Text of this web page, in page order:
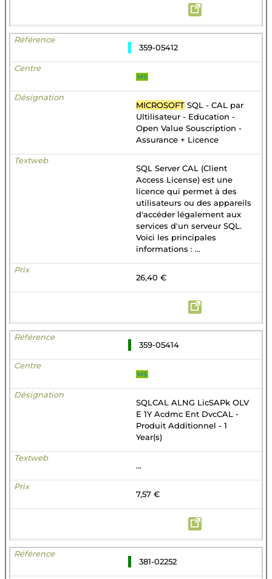
359-05412
MS
MICROSOFT SQL - CAL par
Ultilisateur - Education -
Open Value Souscription -
Assurance + Licence
SQL Server CAL (Client
Access License) est une
licence qui permet à des
utilisateurs ou des appareils
d'accéder légalement aux
services d'un serveur SQL.
Voici les principales
informations : ...
26,40 €
359-05414
MS
SQLCAL ALNG LicSAPk OLV
E 1Y Acdmc Ent DvcCAL -
Produit Additionnel - 1
Year(s)
...
7,57 €
381-02252